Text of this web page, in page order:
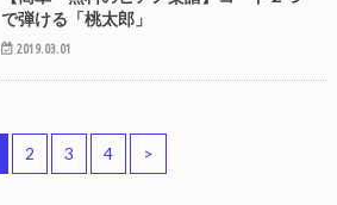
で弾ける「桃太郎」
2019.03.01
2 3 4 >